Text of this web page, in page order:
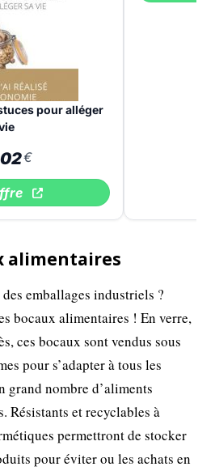
pour alléger
€
alimentaires
emballages industriels ?
bocaux alimentaires ! En verre,
ces bocaux sont vendus sous
pour s’adapter à tous les
grand nombre d’aliments
Résistants et recyclables à
permettront de stocker
pour éviter ou les achats en